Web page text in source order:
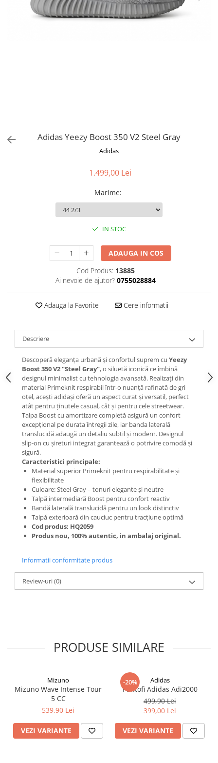
Adidas Yeezy Boost 350 V2 Steel Gray
Adidas
1.499,00 Lei
Marime:
IN STOC
ADAUGA IN COS
Cod Produs: 13885
Ai nevoie de ajutor? 0755028884
Adauga la Favorite Cere informatii
Descriere
Descoperă eleganța urbană și confortul suprem cu Yeezy
Boost 350 V2 "Steel Gray", o siluetă iconică ce îmbină
designul minimalist cu tehnologia avansată. Realizați din
material Primeknit respirabil într-o nuanță rafinată de gri
oțel, acești adidași oferă un aspect curat și versatil, perfect
atât pentru ținutele casual, cât și pentru cele streetwear.
Talpa Boost cu amortizare completă asigură un confort
excepțional pe durata întregii zile, iar banda laterală
translucidă adaugă un detaliu subtil și modern. Designul
slip-on cu șireturi integrat garantează o potrivire comodă și
sigură.
Caracteristici principale:
Material superior Primeknit pentru respirabilitate și
flexibilitate
Culoare: Steel Gray – tonuri elegante și neutre
Talpă intermediară Boost pentru confort reactiv
Bandă laterală translucidă pentru un look distinctiv
Talpă exterioară din cauciuc pentru tracțiune optimă
Cod produs: HQ2059
Produs nou, 100% autentic, in ambalaj original.
Informatii conformitate produs
Review-uri(0)
PRODUSE SIMILARE
Mizuno
Mizuno Wave Intense Tour
5 CC
539,90 Lei
VEZI VARIANTE
-20% Adidas
Pantofi Adidas Adi2000
499,90 Lei
399,00 Lei
VEZI VARIANTE